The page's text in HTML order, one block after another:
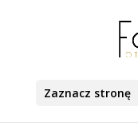
Zaznacz stronę